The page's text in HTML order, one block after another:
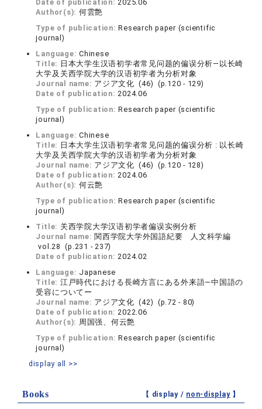
Date of publication:2025.06
Author(s): 何雲艶
Type of publication:Research paper (scientific
journal)
Language:Chinese
Title: 日本大学生汉语初学者常见问题的偏误分析—以长崎
大学及关西学院大学的汉语初学者为分析对象
Journal name: アジア文化 (46) (p.120 - 129)
Date of publication:2024.06
Type of publication:Research paper (scientific
journal)
Language:Chinese
Title: 日本大学生汉语初学者常见问题的偏误分析 : 以长崎
大学及关西学院大学的汉语初学者为分析对象
Journal name: アジア文化 (46) (p.120 - 128)
Date of publication:2024.06
Author(s): 何云艶
Type of publication:Research paper (scientific
journal)
Title: 关西学院大学汉语初学者偏误实例分析
Journal name: 関西学院大学外国語紀要 人文科学編
vol.28 (p.231 - 237)
Date of publication:2024.02
Language: Japanese
Title: 江戸時代における長崎方言にある外来語―中国語の
受容についてー
Journal name: アジア文化 (42) (p.72 - 80)
Date of publication:2022.06
Author(s): 周国强、何云艶
Type of publication:Research paper (scientific
journal)
display all >>
Books 【 display / non-display】